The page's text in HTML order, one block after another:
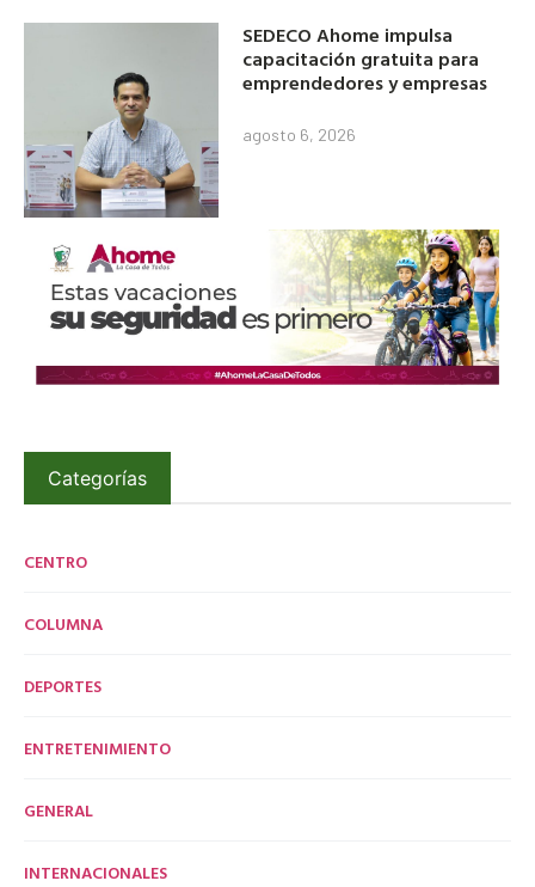
SEDECO Ahome impulsa
capacitación gratuita para
emprendedores y empresas
agosto 6, 2026
Categorías
CENTRO
COLUMNA
DEPORTES
ENTRETENIMIENTO
GENERAL
INTERNACIONALES